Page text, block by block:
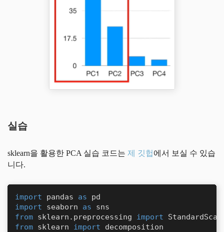
실습
sklearn을 활용한 PCA 실습 코드는 제 깃헙에서 보실 수 있습
니다.
import pandas as
import seaborn as
from sklearn.preprocessing import
from sklearn import decomposition